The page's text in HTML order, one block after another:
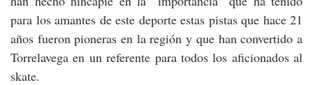
para los amantes de este deporte estas pistas que hace 21
años fueron pioneras en la región y que han convertido a
Torrelavega en un referente para todos los aficionados al
skate.